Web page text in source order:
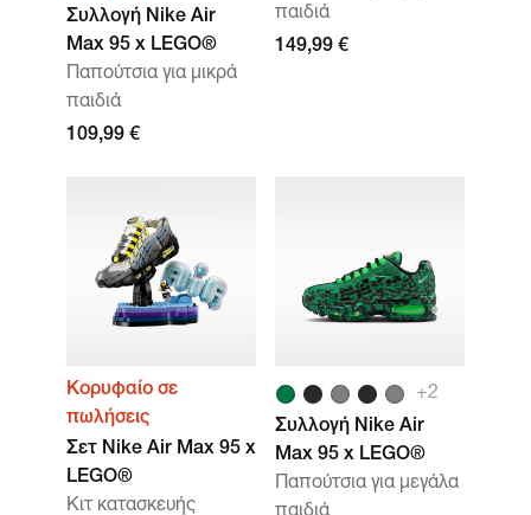
Συλλογή Nike Air
Max 95 x LEGO®
Παπούτσια για μικρά
παιδιά
109,99 €
παιδιά
149,99 €
Κορυφαίο σε
πωλήσεις
Σετ Nike Air Max 95 x
LEGO®
Κιτ κατασκευής
+2
Συλλογή Nike Air
Max 95 x LEGO®
Παπούτσια για μεγάλα